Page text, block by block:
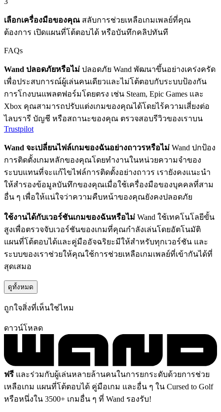
เลือกเครื่องมือของคุณ สลับการช่วยเหลือเกมเพลย์ที่คุณ
ต้องการ เปิดแผนที่โต้ตอบได้ หรือบันทึกคลิปทันที
FAQs
Wand ปลอดภัยหรือไม่ ปลอดภัย Wand พัฒนาขึ้นอย่างเคร่งครัด
เพื่อประสบการณ์ผู้เล่นคนเดียวและไม่โต้ตอบกับระบบป้องกัน
การโกงบนแพลตฟอร์มโดยตรง เช่น Steam, Epic Games และ
Xbox คุณสามารถปรับแต่งเกมของคุณได้โดยไร้ความเสี่ยงต่อ
ไลบรารี บัญชี หรือสถานะของคุณ ตรวจสอบรีวิวของเราบน
Trustpilot
Wand จะเปลี่ยนไฟล์เกมของฉันอย่างถาวรหรือไม่ Wand ปกป้อง
การติดตั้งเกมหลักของคุณโดยทำงานในหน่วยความจำของ
ระบบแทนที่จะแก้ไขไฟล์การติดตั้งอย่างถาวร เรายังคงแนะนำ
ให้สำรองข้อมูลบันทึกของคุณเมื่อใช้เครื่องมือของบุคคลที่สาม
อื่น ๆ เพื่อให้แน่ใจว่าความคืบหน้าของคุณยังคงปลอดภัย
ใช้งานได้กับเวอร์ชันเกมของฉันหรือไม่ Wand ใช้เทคโนโลยีขั้น
สูงเพื่อตรวจจับเวอร์ชันของเกมที่คุณกำลังเล่นโดยอัตโนมัติ
แผนที่โต้ตอบได้และคู่มืออัจฉริยะมีให้สำหรับทุกเวอร์ชัน และ
ระบบของเราช่วยให้คุณใช้การช่วยเหลือเกมเพลย์ที่เข้ากันได้ที่
สุดเสมอ
ดูทั้งหมด
ถูกใจสิ่งที่เห็นใช่ไหม
ดาวน์โหลด
ฟรี และร่วมกับผู้เล่นหลายล้านคนในการยกระดับด้วยการช่วย
เหลือเกม แผนที่โต้ตอบได้ คู่มือเกม และอื่น ๆ ใน Cursed to Golf
หรือหนึ่งใน 3500+ เกมอื่น ๆ ที่ Wand รองรับ!